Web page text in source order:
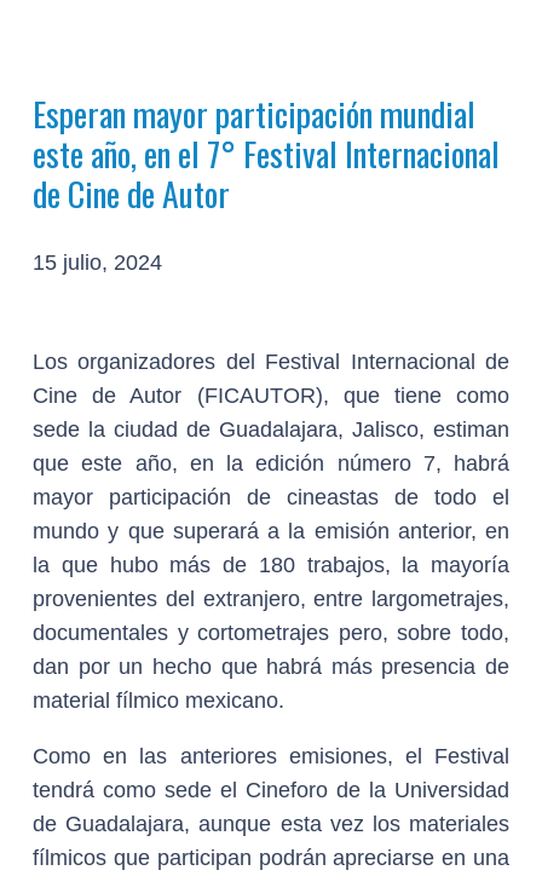
Esperan mayor participación mundial
este año, en el 7° Festival Internacional
de Cine de Autor
15 julio, 2024
Los organizadores del Festival Internacional de
Cine de Autor (FICAUTOR), que tiene como
sede la ciudad de Guadalajara, Jalisco, estiman
que este año, en la edición número 7, habrá
mayor participación de cineastas de todo el
mundo y que superará a la emisión anterior, en
la que hubo más de 180 trabajos, la mayoría
provenientes del extranjero, entre largometrajes,
documentales y cortometrajes pero, sobre todo,
dan por un hecho que habrá más presencia de
material fílmico mexicano.
Como en las anteriores emisiones, el Festival
tendrá como sede el Cineforo de la Universidad
de Guadalajara, aunque esta vez los materiales
fílmicos que participan podrán apreciarse en una